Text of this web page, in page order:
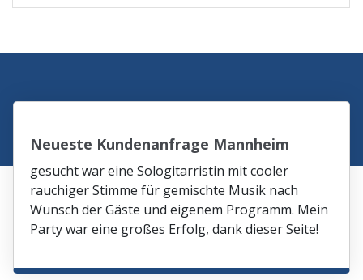
Neueste Kundenanfrage Mannheim
gesucht war eine Sologitarristin mit cooler
rauchiger Stimme für gemischte Musik nach
Wunsch der Gäste und eigenem Programm. Mein
Party war eine großes Erfolg, dank dieser Seite!